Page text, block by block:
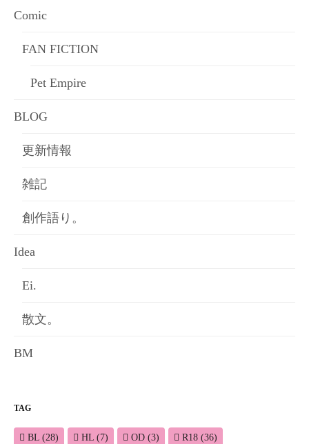
Comic
FAN FICTION
Pet Empire
BLOG
更新情報
雑記
創作語り。
Idea
Ei.
散文。
BM
TAG
BL (28) HL (7) OD (3) R18 (36)